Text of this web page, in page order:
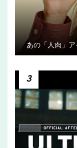
あの「人肉」
3